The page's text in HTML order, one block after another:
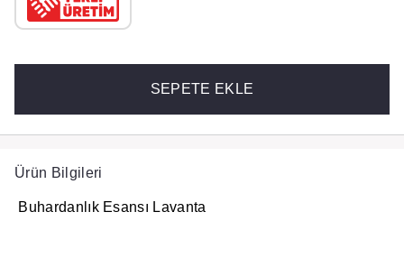
SEPETE EKLE
Ürün Bilgileri
Buhardanlık Esansı Lavanta